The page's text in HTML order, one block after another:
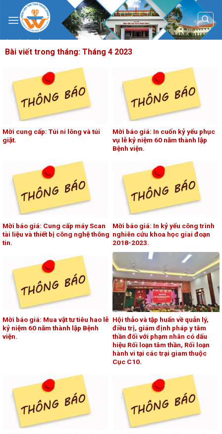
content
Bài viết trong tháng: Tháng 4 2023
Mời cung cấp: Túi ni lông và túi
giặt.
Mời báo giá: In cuốn kỷ yếu phục
vụ lễ kỷ niệm 60 năm thành lập
Bệnh viện.
Mời báo giá: Cung cấp máy Scan
tài liệu và thiết bị công nghệ thông
tin.
Mời báo giá: In kỷ yếu công trình
nghiên cứu khoa học giai đoạn
2018-2023.
Mời báo giá: Mua vật tư tiêu hao lễ
kỷ niệm 60 năm thành lập Bệnh
viện.
Hội thảo và tập huấn về quản lý,
điều trị, giám định pháp y tâm
thần đối với phạm nhân có dấu
hiệu Rối loạn tâm thần, Rối loạn
hành vi tại các trại giam thuộc
Cục C10.